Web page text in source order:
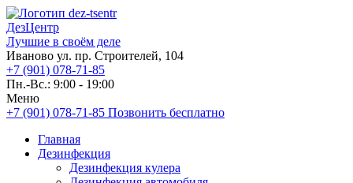
ДезЦентр
Лучшие в своём деле
Иваново ул. пр. Строителей, 104
+7 (901) 078-71-85
Пн.-Вс.: 9:00 - 19:00
Меню
+7 (901) 078-71-85 Позвонить бесплатно
Главная
Дезинфекция
Дезинфекция кулера